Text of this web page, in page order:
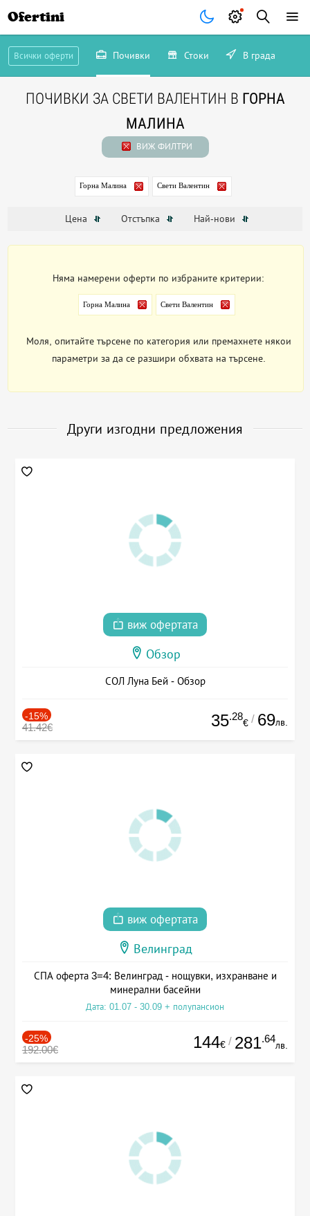
Ofertini
Всички оферти Почивки Стоки В града
ПОЧИВКИ ЗА СВЕТИ ВАЛЕНТИН В ГОРНА
МАЛИНА
ВИЖ ФИЛТРИ
Горна Малина Свети Валентин
Цена Отстъпка Най-нови
Няма намерени оферти по избраните критерии:
Горна Малина Свети Валентин
Моля, опитайте търсене по категория или премахнете някои
параметри за да се разшири обхвата на търсене.
Други изгодни предложения
виж офертата
Обзор
СОЛ Луна Бей - Обзор
-15%
41.42€ 35.28
€ / 69лв.
виж офертата
Велинград
СПА оферта 3=4: Велинград - нощувки, изхранване и
минерални басейни
Дата: 01.07 - 30.09 + полупансион
-25%
192.00€ 144€ / 281.64
лв.